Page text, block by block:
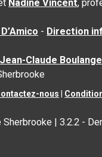
Nadine Vincent,
- Direction
Claude
nous
Sherbrooke |3.2.2 -